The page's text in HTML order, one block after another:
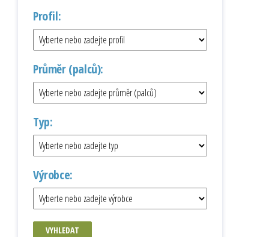
Profil:
Průměr (palců):
Typ:
Výrobce:
VYHLEDAT